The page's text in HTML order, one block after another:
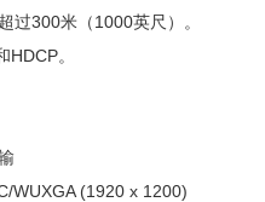
过300米（1000英尺）。
。
WUXGA (1920 x 1200)